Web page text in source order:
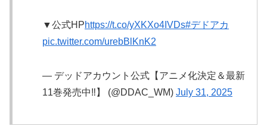
▼公式HPhttps://t.co/yXKXo4IVDs#デドアカ
pic.twitter.com/urebBlKnK2
— デッドアカウント公式【アニメ化決定＆最新
11巻発売中‼️】 (@DDAC_WM) July 31, 2025